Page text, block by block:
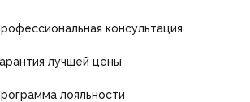
консультация
лучшей цены
лояльности